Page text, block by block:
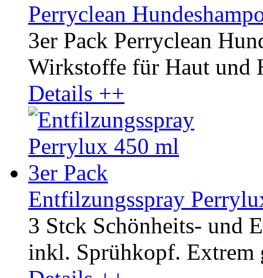
Perryclean
3er Pack Perryclean
Wirkstoffe für Haut und
Details ++
Entfilzungsspray
3 Stck Schönheits- und
inkl. Sprühkopf. Extrem